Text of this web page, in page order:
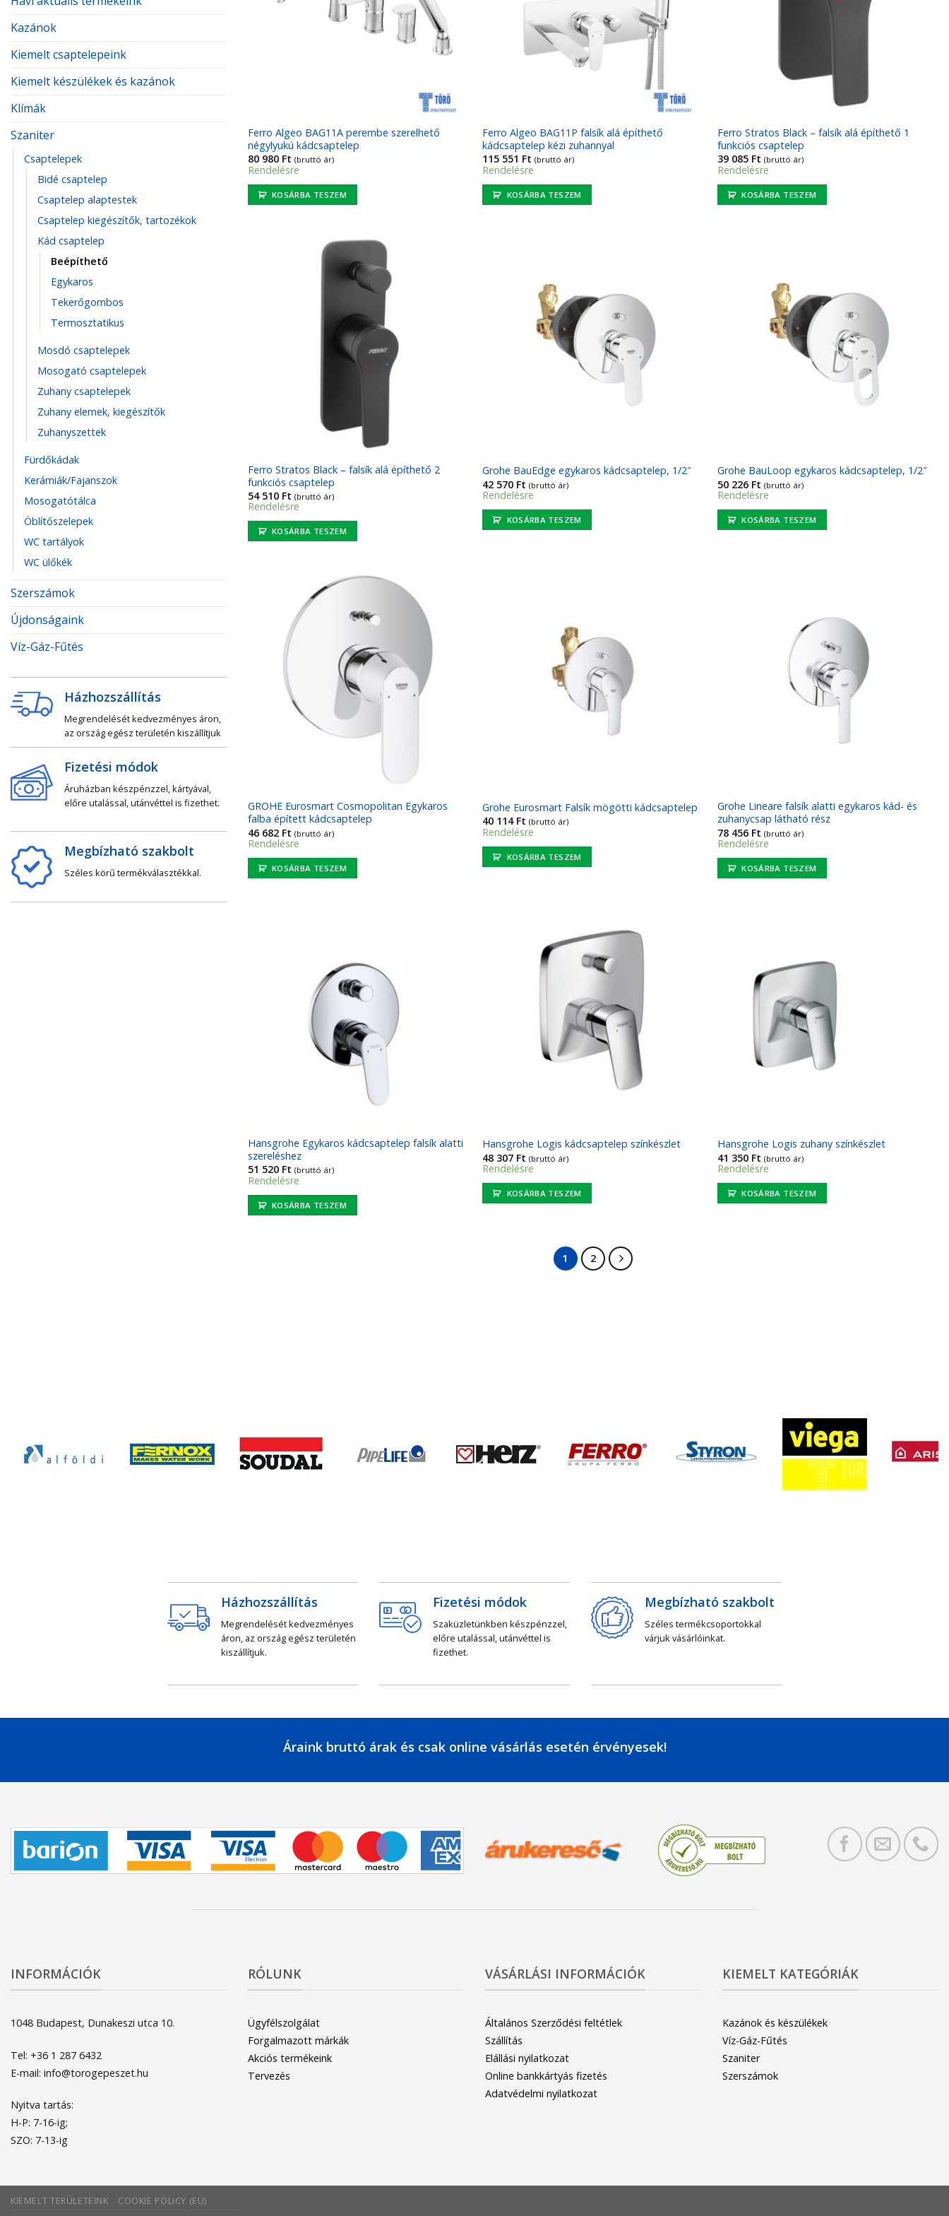
Kazánok
Kiemelt csaptelepeink
Kiemelt készülékek és kazánok
Klímák
Szaniter
Csaptelepek
Bidé csaptelep
Csaptelep alaptestek
Csaptelep kiegészítők, tartozékok
Kád csaptelep
Beépíthető
Egykaros
Tekerőgombos
Termosztatikus
Mosdó csaptelepek
Mosogató csaptelepek
Zuhany csaptelepek
Zuhany elemek, kiegészítők
Zuhanyszettek
Fürdőkádak
Kerámiák/Fajanszok
Mosogatótálca
Öblítőszelepek
WC tartályok
WC ülőkék
Szerszámok
Újdonságaink
Víz-Gáz-Fűtés
Házhozszállítás
Megrendelését kedvezményes áron,
az ország egész területén kiszállítjuk
Fizetési módok
Áruházban készpénzzel, kártyával,
előre utalással, utánvéttel is fizethet.
Megbízható szakbolt
Széles körű termékválasztékkal.
Ferro Algeo BAG11A perembe szerelhető
négylyukú kádcsaptelep
80 980 Ft (bruttó ár)
Rendelésre
KOSÁRBA TESZEM
Ferro Algeo BAG11P falsík alá építhető
kádcsaptelep kézi zuhannyal
115 551 Ft (bruttó ár)
Rendelésre
KOSÁRBA TESZEM
Ferro Stratos Black – falsík alá építhető 1
funkciós csaptelep
39 085 Ft (bruttó ár)
Rendelésre
KOSÁRBA TESZEM
Ferro Stratos Black – falsík alá építhető 2
funkciós csaptelep
54 510 Ft (bruttó ár)
Rendelésre
KOSÁRBA TESZEM
Grohe BauEdge egykaros kádcsaptelep, 1/2″
42 570 Ft (bruttó ár)
Rendelésre
KOSÁRBA TESZEM
Grohe BauLoop egykaros kádcsaptelep, 1/2″
50 226 Ft (bruttó ár)
Rendelésre
KOSÁRBA TESZEM
Kedvencekhez
GROHE Eurosmart Cosmopolitan Egykaros
falba épített kádcsaptelep
46 682 Ft (bruttó ár)
Rendelésre
KOSÁRBA TESZEM
Grohe Eurosmart Falsík mögötti kádcsaptelep
40 114 Ft (bruttó ár)
Rendelésre
KOSÁRBA TESZEM
Grohe Lineare falsík alatti egykaros kád- és
zuhanycsap látható rész
78 456 Ft (bruttó ár)
Rendelésre
KOSÁRBA TESZEM
Hansgrohe Egykaros kádcsaptelep falsík alatti
szereléshez
51 520 Ft (bruttó ár)
Rendelésre
KOSÁRBA TESZEM
Kedvencekhez
Hansgrohe Logis kádcsaptelep színkészlet
48 307 Ft (bruttó ár)
Rendelésre
KOSÁRBA TESZEM
Hansgrohe Logis zuhany színkészlet
41 350 Ft (bruttó ár)
Rendelésre
KOSÁRBA TESZEM
1 2
Házhozszállítás
Megrendelését kedvezményes
áron, az ország egész területén
kiszállítjuk.
Fizetési módok
Szaküzletünkben készpénzzel,
előre utalással, utánvéttel is
fizethet.
Megbízható szakbolt
Széles termékcsoportokkal
várjuk vásárlóinkat.
Áraink bruttó árak és csak online vásárlás esetén érvényesek!
INFORMÁCIÓK
1048 Budapest, Dunakeszi utca 10.
Tel: +36 1 287 6432
E-mail: info@torogepeszet.hu
Nyitva tartás:
H-P: 7-16-ig;
SZO: 7-13-ig
RÓLUNK
Ügyfélszolgálat
Forgalmazott márkák
Akciós termékeink
Tervezés
VÁSÁRLÁSI INFORMÁCIÓK
Általános Szerződési feltétlek
Szállítás
Elállási nyilatkozat
Online bankkártyás fizetés
Adatvédelmi nyilatkozat
KIEMELT KATEGÓRIÁK
Kazánok és készülékek
Víz-Gáz-Fűtés
Szaniter
Szerszámok
KIEMELT TERÜLETEINK COOKIE POLICY (EU)